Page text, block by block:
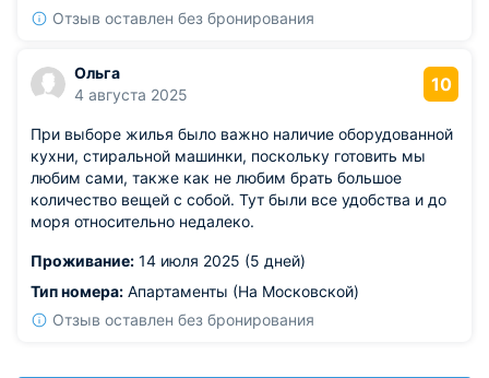
Отзыв оставлен без бронирования
Ольга
4 августа 2025
10
При выборе жилья было важно наличие оборудованной
кухни, стиральной машинки, поскольку готовить мы
любим сами, также как не любим брать большое
количество вещей с собой. Тут были все удобства и до
моря относительно недалеко.
Проживание: 14 июля 2025 (5 дней)
Тип номера: Апартаменты (На Московской)
Отзыв оставлен без бронирования